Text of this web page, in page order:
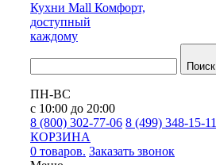
Кухни Mall Комфорт,
доступный
каждому
Поиск
ПН-ВС
с 10:00 до 20:00
8 (800) 302-77-06 8 (499) 348-15-11
КОРЗИНА
0 товаров. Заказать звонок